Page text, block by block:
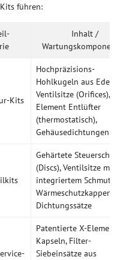
führen:
Inhalt /
Kits
Hochpräzisions-
Hohlkugeln aus
Ventilsitze (Orifices),
Element Entlüfter
(thermostatisch),
Gehäusedichtungen
Gehärtete
(Discs), Ventilsitze mit
integriertem
Wärmeschutzkappen,
Dichtungssätze
Patentierte X-
Kapseln, Filter-
Siebeinsätze aus